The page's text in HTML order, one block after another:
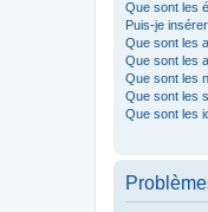
Que sont les
Puis-je
Que sont les
Que sont les
Que sont les
Que sont les
Que sont les